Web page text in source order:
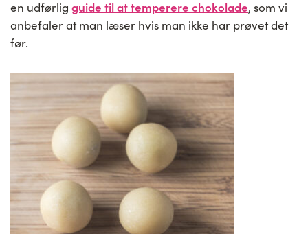
en udførlig guide til at temperere chokolade, som vi
anbefaler at man læser hvis man ikke har prøvet det
før.